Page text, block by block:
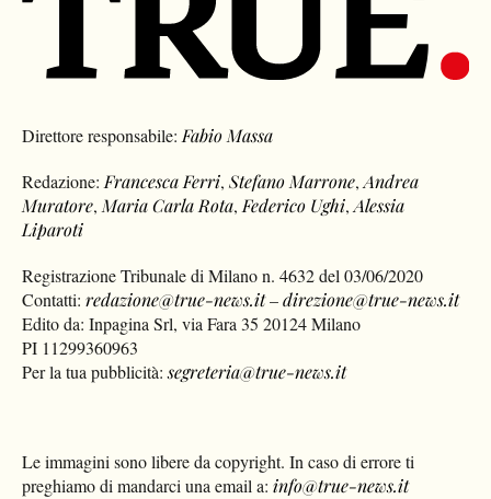
Direttore responsabile: Fabio Massa
Redazione: Francesca Ferri,Stefano Marrone,Andrea
Muratore, Maria Carla Rota, Federico Ughi,Alessia
Liparoti
Registrazione Tribunale di Milano n. 4632 del 03/06/2020
Contatti:redazione@true-news.it–direzione@true-news.it
Edito da: Inpagina Srl, via Fara 35 20124 Milano
PI 11299360963
Per la tua pubblicità:segreteria@true-news.it
Le immagini sono libere da copyright. In caso di errore ti
preghiamo di mandarci una email a: info@true-news.it